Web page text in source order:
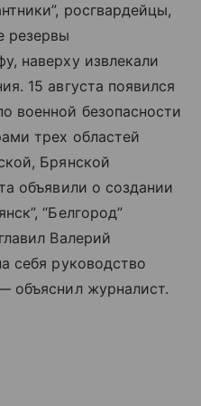
росгвардейцы,
резервы
наверху извлекали
15 августа появился
военной безопасности
трех областей
Брянской
объявили о создании
“Белгород”
Валерий
себя руководство
объяснил журналист.